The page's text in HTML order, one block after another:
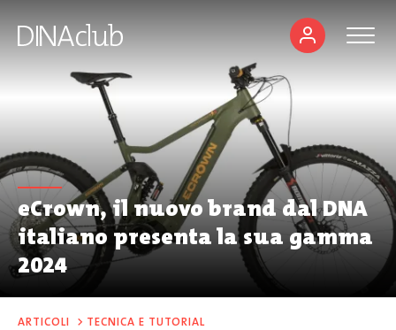
eCrown, il nuovo brand dal DNA
italiano presenta la sua gamma
2024
ARTICOLI > TECNICA E TUTORIAL